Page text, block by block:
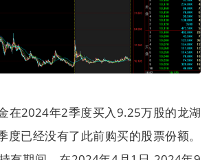
在2024年2季度买入9.25万股的龙湖
度已经没有了此前购买的股票份额。